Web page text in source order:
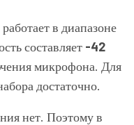
в диапазоне
составляет -42
микрофона. Для
достаточно.
нет. Поэтому в